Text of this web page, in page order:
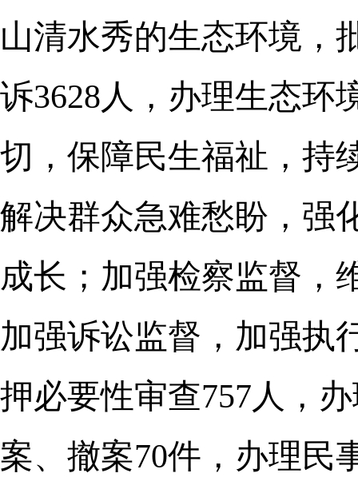
山清水秀的生态环境，
诉3628人，办理生态环
切，保障民生福祉，持
解决群众急难愁盼，强
成长；加强检察监督，
加强诉讼监督，加强执
押必要性审查757人，
案、撤案70件，办理民